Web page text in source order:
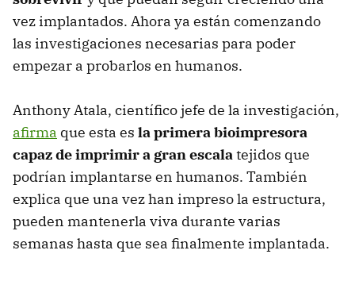
vez implantados. Ahora ya están comenzando
las investigaciones necesarias para poder
empezar a probarlos en humanos.
Anthony Atala, científico jefe de la investigación,
afirma que esta es la primera bioimpresora
capaz de imprimir a gran escalatejidos que
podrían implantarse en humanos. También
explica que una vez han impreso la estructura,
pueden mantenerla viva durante varias
semanas hasta que sea finalmente implantada.